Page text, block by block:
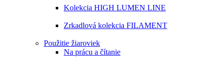
Kolekcia HIGH LUMEN LINE
Zrkadlová kolekcia FILAMENT
Použitie žiaroviek
Na prácu a čítanie